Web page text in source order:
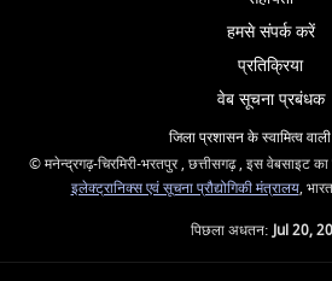
हमसे संपर्क करें
प्रतिक्रिया
वेब सूचना प्रबंधक
जिला प्रशासन के स्वामित्व
© मनेन्द्रगढ़-चिरमिरी-भरतपुर , छत्तीसगढ़ , इस वेबसाइट का
इलेक्ट्रानिक्स एवं सूचना प्रौद्योगिकी मंत्रालय,
पिछला अधतन:Jul 20,